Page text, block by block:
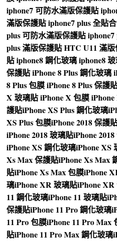
iphone7 可防水滿版保護貼
滿版保護貼iphone7 plus 全貼
plus 可防水滿版保護貼
plus 滿版保護貼HTC U11 滿
貼iphone8 鋼化玻璃iphone8
保護貼iPhone 8 Plus 鋼化玻璃
8 Plus 包膜iPhone 8 Plus 保護
X 玻璃貼iPhone X 包膜
護貼iPhone XS Plus 鋼化玻璃
XS Plus 包膜iPhone 2018 保護
iPhone 2018 玻璃貼iPhone
iPhone XS 鋼化玻璃iPhone XS
Xs Max 保護貼iPhone Xs Max
貼iPhone Xs Max 包膜iPhone
璃iPhone XR 玻璃貼iPhone
11 鋼化玻璃iPhone 11 玻璃貼
保護貼iPhone 11 Pro 鋼化玻璃
11 Pro 包膜iPhone 11 Pro Max
貼iPhone 11 Pro Max 鋼化玻璃